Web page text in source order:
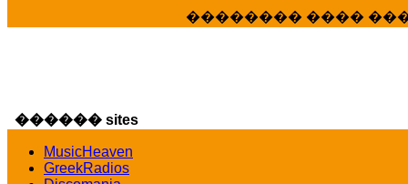
veronica :E���� 2012 ��� ����� ���
16:39
veronica :[URL] ���� ���;
�������� ����
������ sites
MusicHeaven
GreekRadios